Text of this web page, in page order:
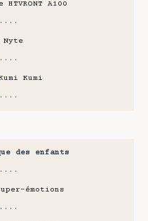
A100
Kumi
des enfants
émotions